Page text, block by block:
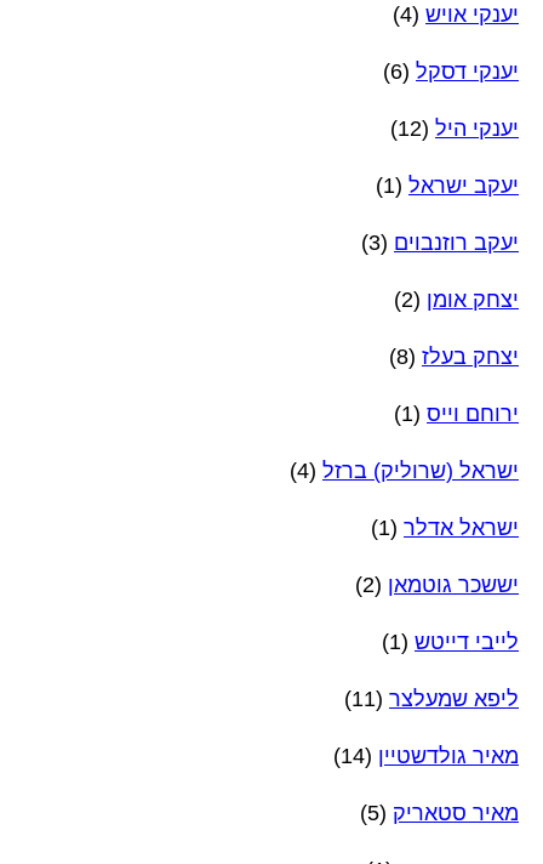
יענקי אויש (4)
יענקי דסקל (6)
יענקי היל (12)
יעקב ישראל (1)
יעקב רוזנבוים (3)
יצחק אומן (2)
יצחק בעלז (8)
ירוחם וייס (1)
ישראל (שרוליק) ברזל (4)
ישראל אדלר (1)
יששכר גוטמאן (2)
לייבי דייטש (1)
ליפא שמעלצר (11)
מאיר גולדשטיין (14)
מאיר סטאריק (5)